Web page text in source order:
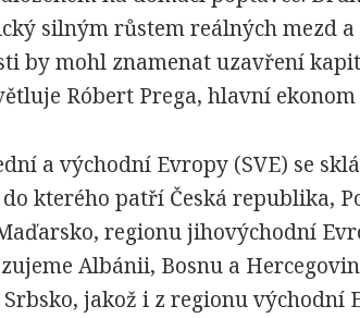
silným růstem reálných mezd
by mohl znamenat uzavření
Róbert Prega, hlavní
a východní Evropy (SVE) se
kterého patří Česká republika,
regionu jihovýchodní
Albánii, Bosnu a
jakož i z regionu východní